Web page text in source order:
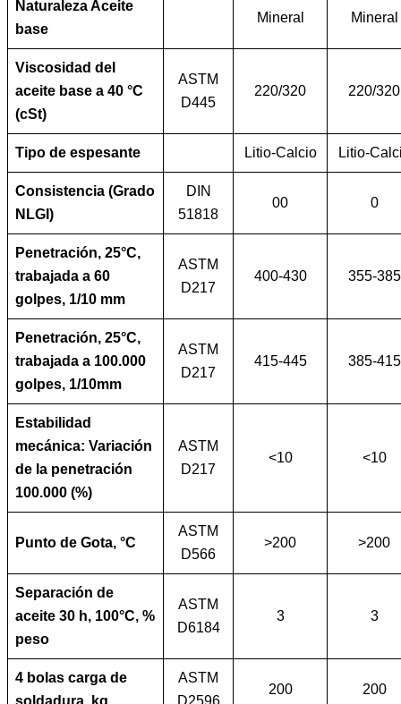
Naturaleza Aceite
base
Mineral Mineral
Viscosidad del
aceite base a 40 °C
(cSt)
ASTM
D445
220/320 220/320
Tipo de espesante Litio-Calcio Litio-
Consistencia (Grado
NLGI)
DIN
51818
00 0
Penetración, 25°C,
trabajada a 60
golpes, 1/10 mm
ASTM
D217
400-430 355-385
Penetración, 25°C,
trabajada a 100.000
golpes, 1/10mm
ASTM
D217
415-445 385-415
Estabilidad
mecánica: Variación
de la penetración
100.000 (%)
ASTM
D217
<10 <10
Punto de Gota, °C
ASTM
D566
>200 >200
Separación de
aceite 30 h, 100°C, %
peso
ASTM
D6184
3 3
4 bolas carga de
ASTM
200 200